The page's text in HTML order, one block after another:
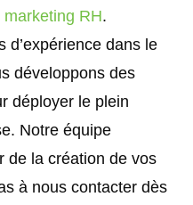
marketing RH.
d’expérience dans le
développons des
déployer le plein
Notre équipe
de la création de vos
à nous contacter dès